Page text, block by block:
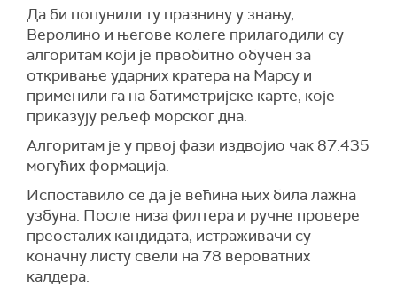
Да би попунили ту празнину у знању,
Веролино и његове колеге прилагодили су
алгоритам који је првобитно обучен за
откривање ударних кратера на Марсу и
применили га на батиметријске карте, које
приказују рељеф морског дна.
Алгоритам је у првој фази издвојио чак 87.435
могућих формација.
Испоставило се да је већина њих била лажна
узбуна. После низа филтера и ручне провере
преосталих кандидата, истраживачи су
коначну листу свели на 78 вероватних
калдера.